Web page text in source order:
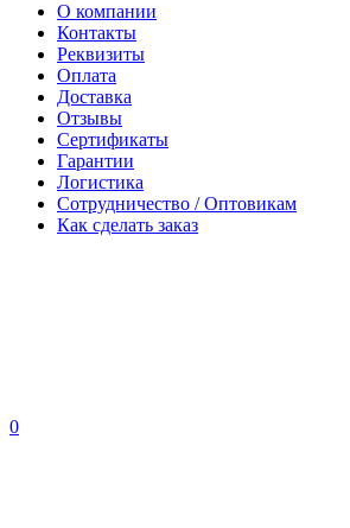
О компании
Контакты
Реквизиты
Оплата
Доставка
Отзывы
Сертификаты
Гарантии
Логистика
Сотрудничество / Оптовикам
Как сделать заказ
0